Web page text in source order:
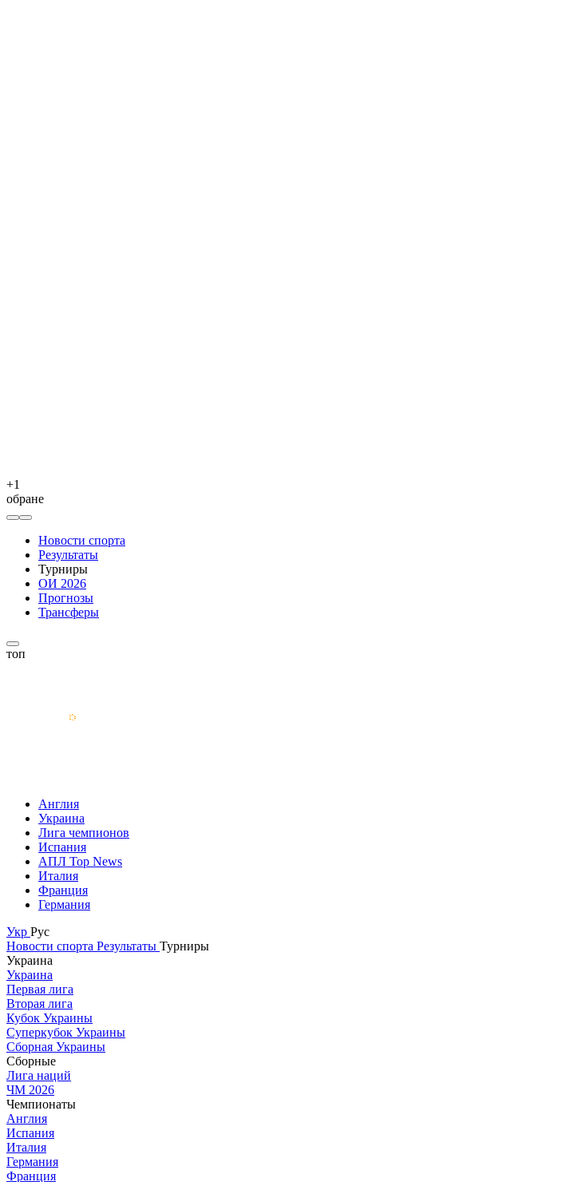
+1
обране
Новости спорта
Результаты
Турниры
ОИ 2026
Прогнозы
Трансферы
топ
Англия
Украина
Лига чемпионов
Испания
АПЛ Top News
Италия
Франция
Германия
Укр Рус
Новости спорта Результаты Турниры
Украина
Украина
Первая лига
Вторая лига
Кубок Украины
Суперкубок Украины
Сборная Украины
Сборные
Лига наций
ЧМ 2026
Чемпионаты
Англия
Испания
Италия
Германия
Франция